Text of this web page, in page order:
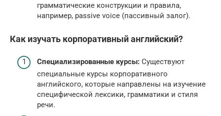
грамматические конструкции и правила,
например, passive voice (пассивный залог).
Как изучать корпоративный английский?
Специализированные курсы: Существуют
специальные курсы корпоративного
английского, которые направлены на изучение
специфической лексики, грамматики и стиля
речи.